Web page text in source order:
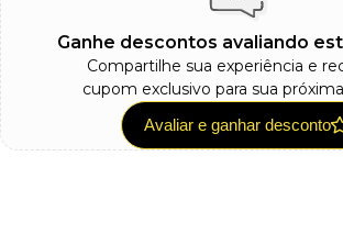
Ganhe descontos avaliando
Compartilhe sua experiência e
cupom exclusivo para sua
Avaliar e ganhar desconto